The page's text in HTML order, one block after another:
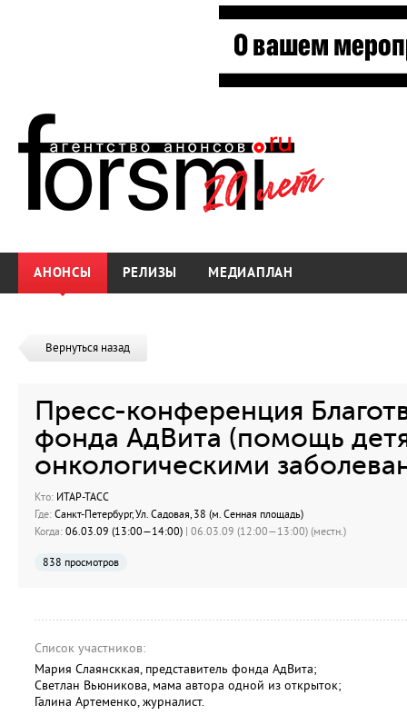
АНОНСЫ РЕЛИЗЫ МЕДИАПЛАН
Вернуться назад
Пресс-конференция
фонда АдВита (помощь
онкологическими
Кто: ИТАР-ТАСС
Где: Санкт-Петербург, Ул. Садовая, 38 (м. Сенная площадь)
Когда: 06.03.09 (13:00—14:00) | 06.03.09 (12:00—13:00) (местн.)
838 просмотров
Список участников:
Мария Слаянсккая, представитель фонда АдВита;
Светлан Вьюникова, мама автора одной из открыток;
Галина Артеменко, журналист.